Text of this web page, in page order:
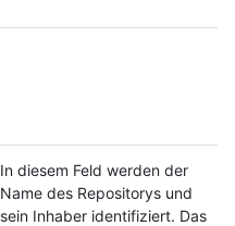
In diesem Feld werden der
Name des Repositorys und
sein Inhaber identifiziert. Das